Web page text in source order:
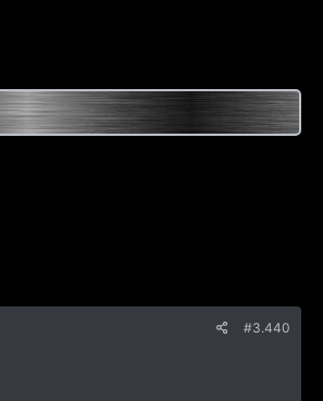
#3.440